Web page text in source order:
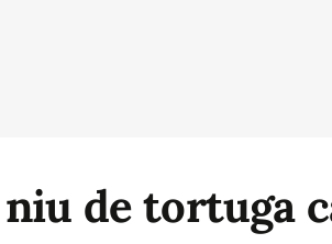
de tortuga